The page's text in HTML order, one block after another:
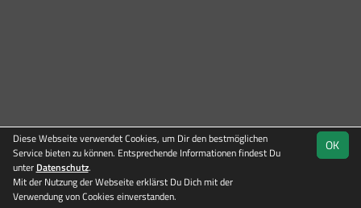
Team
OK
Diese Webseite verwendet Cookies, um Dir den bestmöglichen
Service bieten zu können. Entsprechende Informationen findest Du
unter Datenschutz.
Mit der Nutzung der Webseite erklärst Du Dich mit der
Verwendung von Cookies einverstanden.